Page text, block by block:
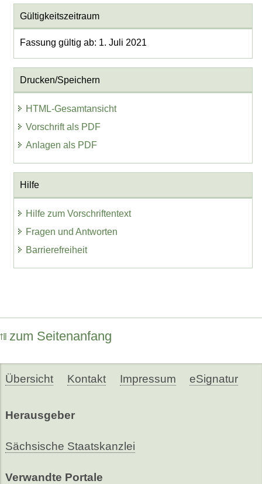
Gültigkeitszeitraum
Fassung gültig ab: 1. Juli 2021
Drucken/Speichern
HTML-Gesamtansicht
Vorschrift als PDF
Anlagen als PDF
Hilfe
Hilfe zum Vorschriftentext
Fragen und Antworten
Barrierefreiheit
zum Seitenanfang
Übersicht Kontakt Impressum eSignatur
Herausgeber
Sächsische Staatskanzlei
Verwandte Portale